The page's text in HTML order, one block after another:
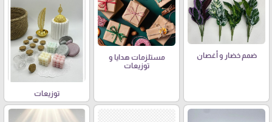
ضمم خضار و أغصان
مستلزمات هدايا و
توزيعات
توزيعات